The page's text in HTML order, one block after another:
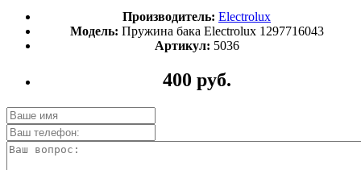
Производитель: Electrolux
Модель: Пружина бака Electrolux 1297716043
Артикул: 5036
400 руб.